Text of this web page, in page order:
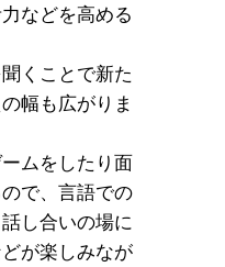
などを高める
くことで新た
幅も広がりま
ムをしたり面
で、言語での
し合いの場に
が楽しみなが